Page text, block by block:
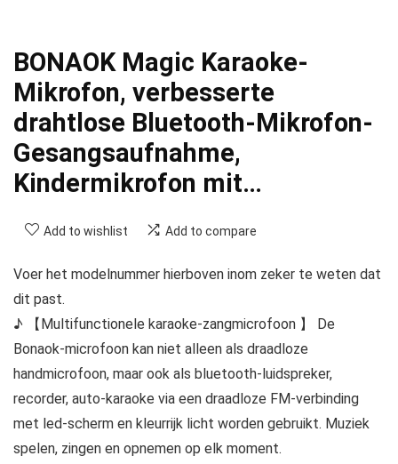
BONAOK Magic Karaoke-
Mikrofon, verbesserte
drahtlose Bluetooth-Mikrofon-
Gesangsaufnahme,
Kindermikrofon mit…
Add to wishlist Add to compare
Voer het modelnummer hierboven inom zeker te weten dat
dit past.
♪ 【Multifunctionele karaoke-zangmicrofoon 】 De
Bonaok-microfoon kan niet alleen als draadloze
handmicrofoon, maar ook als bluetooth-luidspreker,
recorder, auto-karaoke via een draadloze FM-verbinding
met led-scherm en kleurrijk licht worden gebruikt. Muziek
spelen, zingen en opnemen op elk moment.